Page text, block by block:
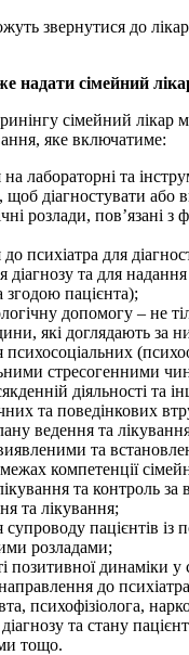
звернутися до
надати сімейний
сімейний лікар
яке включатиме:
лабораторні та
щоб діагностувати або
розлади, пов’язані з
психіатра для
діагнозу та для
згодою пацієнта);
допомогу – не
які доглядають за
психосоціальних
стресогенними
діяльності та
та поведінкових
ведення та
та
компетенції
та контроль
та лікування;
супроводу пацієнтів із
розладами;
позитивної динаміки у
до
психофізіолога,
та стану
тощо.